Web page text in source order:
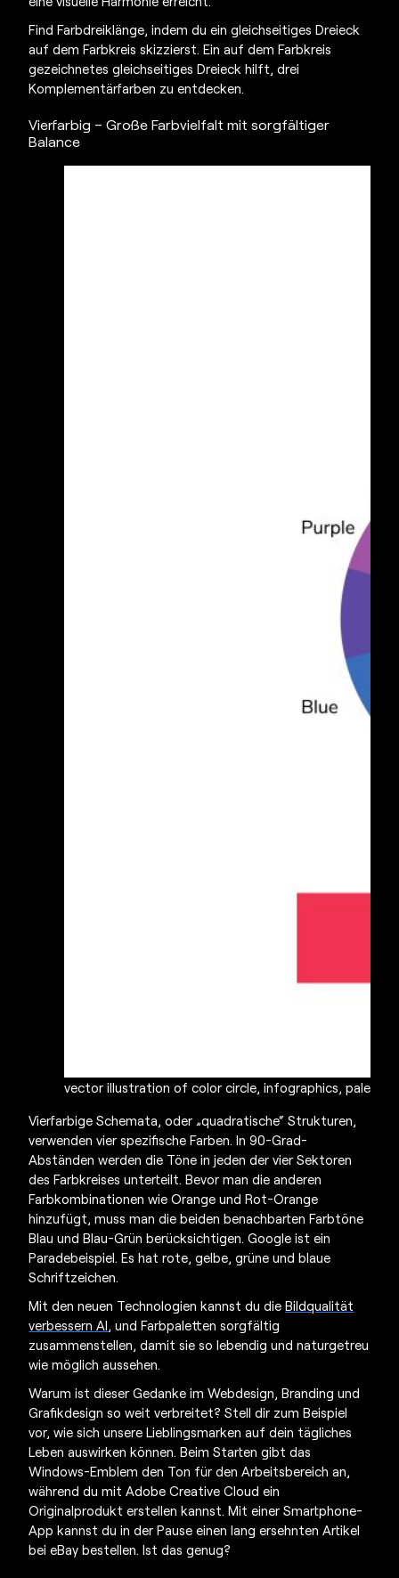
Find Farbdreiklänge, indem du ein gleichseitiges Dreieck
auf dem Farbkreis skizzierst. Ein auf dem Farbkreis
gezeichnetes gleichseitiges Dreieck hilft, drei
Komplementärfarben zu entdecken.
Vierfarbig – Große Farbvielfalt mit sorgfältiger
Balance
vector illustration of color circle, infographics, palette,
Vierfarbige Schemata, oder „quadratische“ Strukturen,
verwenden vier spezifische Farben. In 90-Grad-
Abständen werden die Töne in jeden der vier Sektoren
des Farbkreises unterteilt. Bevor man die anderen
Farbkombinationen wie Orange und Rot-Orange
hinzufügt, muss man die beiden benachbarten Farbtöne
Blau und Blau-Grün berücksichtigen. Google ist ein
Paradebeispiel. Es hat rote, gelbe, grüne und blaue
Schriftzeichen.
Mit den neuen Technologien kannst du dieBildqualität
verbessern AI, undFarbpaletten sorgfältig
zusammenstellen, damit sie so lebendig und naturgetreu
wie möglich aussehen.
Warum ist dieser Gedanke im Webdesign, Branding und
Grafikdesign so weit verbreitet? Stell dir zum Beispiel
vor, wie sich unsere Lieblingsmarken auf dein tägliches
Leben auswirken können. Beim Starten gibt das
Windows-Emblem den Ton für den Arbeitsbereich an,
während du mit Adobe Creative Cloud ein
Originalprodukt erstellen kannst. Mit einer Smartphone-
App kannst du in der Pause einen lang ersehnten Artikel
bei eBay bestellen. Ist das genug?